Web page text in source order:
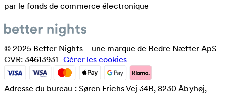
par le fonds de commerce électronique
© 2025 Better Nights – une marque de Bedre Nætter ApS -
CVR: 34613931- Gérer les cookies
Adresse du bureau : Søren Frichs Vej 34B, 8230 Åbyhøj,